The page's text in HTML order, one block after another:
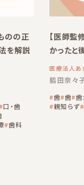
のの正
を解説
口・歯
歯科
【医師監
かったと
知ってお
医療法人あ
脇田奈々
歯 歯 歯
親知らず